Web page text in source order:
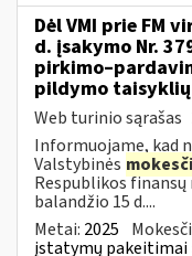
Dėl VMI prie FM
d. įsakymo Nr.
pildymo
Web turinio sąrašas
Informuojame, kad
Valstybinės
Respublikos
balandžio 15 d....
Metai: 2025
įstatymų pakeitimai